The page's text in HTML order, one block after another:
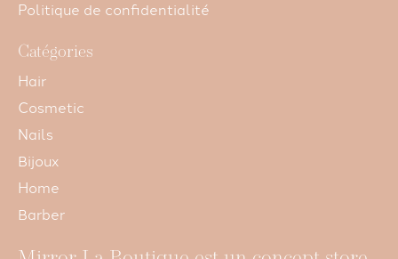
Politique de confidentialité
Catégories
Hair
Cosmetic
Nails
Bijoux
Home
Barber